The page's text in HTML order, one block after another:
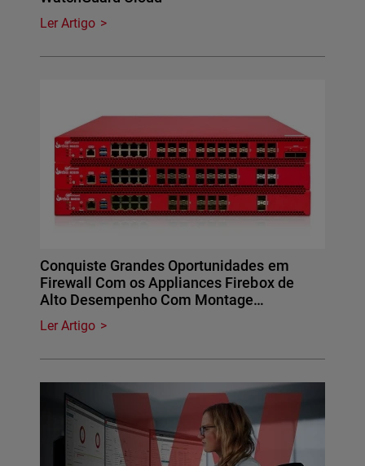
Ler Artigo
Conquiste Grandes Oportunidades em
Firewall Com os Appliances Firebox de
Alto Desempenho Com Montage…
Ler Artigo